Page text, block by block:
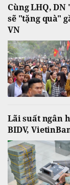
Cùng LHQ,
sẽ "tặng quà"
VN
Lãi suất ngân
BIDV,